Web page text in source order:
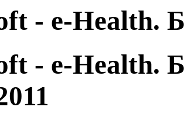
- e-Health.
- e-Health.